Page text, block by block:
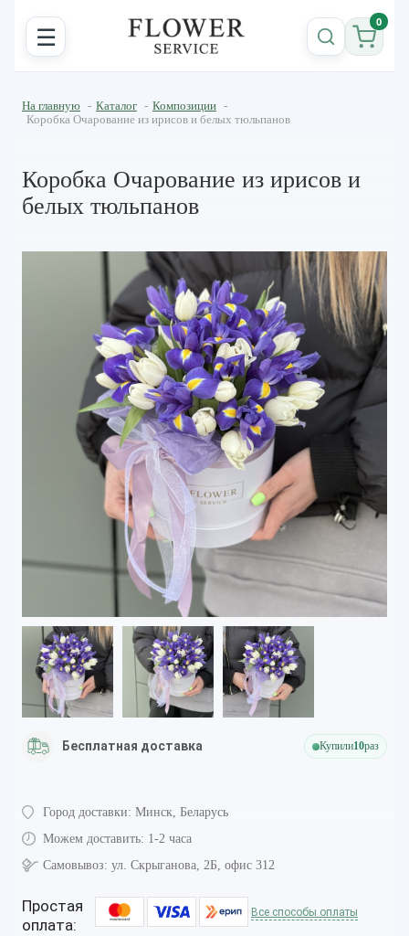
☰ 0
На главную - Каталог - Композиции -
Коробка Очарование из ирисов и белых тюльпанов
Коробка Очарование из ирисов и
белых тюльпанов
Бесплатная доставка Купили10раз
Город доставки: Минск, Беларусь
Можем доставить: 1-2 часа
Самовывоз: ул. Скрыганова, 2Б, офис 312
Простая
оплата:
Все способы оплаты